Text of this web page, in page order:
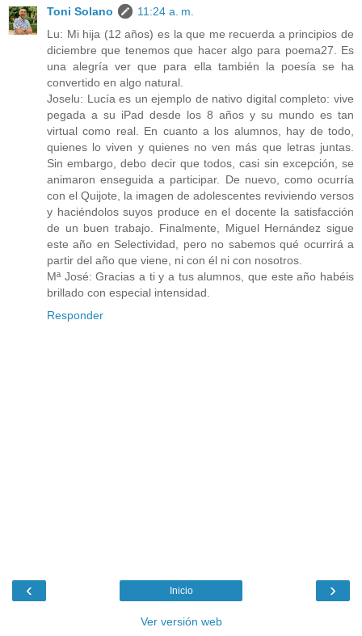
Toni Solano
11:24 a. m.
Lu: Mi hija (12 años) es la que me recuerda a principios de
diciembre que tenemos que hacer algo para poema27. Es
una alegría ver que para ella también la poesía se ha
convertido en algo natural.
Joselu: Lucía es un ejemplo de nativo digital completo: vive
pegada a su iPad desde los 8 años y su mundo es tan
virtual como real. En cuanto a los alumnos, hay de todo,
quienes lo viven y quienes no ven más que letras juntas.
Sin embargo, debo decir que todos, casi sin excepción, se
animaron enseguida a participar. De nuevo, como ocurría
con el Quijote, la imagen de adolescentes reviviendo versos
y haciéndolos suyos produce en el docente la satisfacción
de un buen trabajo. Finalmente, Miguel Hernández sigue
este año en Selectividad, pero no sabemos qué ocurrirá a
partir del año que viene, ni con él ni con nosotros.
Mª José: Gracias a ti y a tus alumnos, que este año habéis
brillado con especial intensidad.
Responder
‹ ›
Inicio
Ver versión web